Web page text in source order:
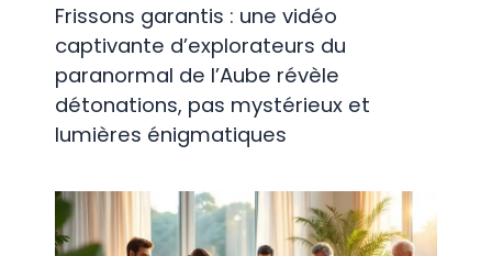
Frissons garantis : une vidéo
captivante d’explorateurs du
paranormal de l’Aube révèle
détonations, pas mystérieux et
lumières énigmatiques